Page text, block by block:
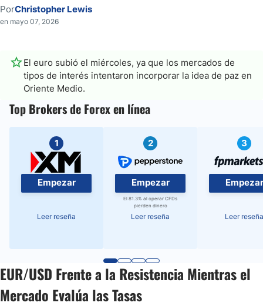
PorChristopher Lewis
en mayo 07, 2026
El euro subió el miércoles, ya que los mercados de
tipos de interés intentaron incorporar la idea de paz en
Oriente Medio.
Top Brokers de Forex en línea
1
Empezar
Leer reseña
2
Empezar
El 81.3% al operar CFDs
pierden dinero
Leer reseña
3
Empezar
Leer reseña
EUR/USD Frente a la Resistencia Mientras el
Mercado Evalúa las Tasas